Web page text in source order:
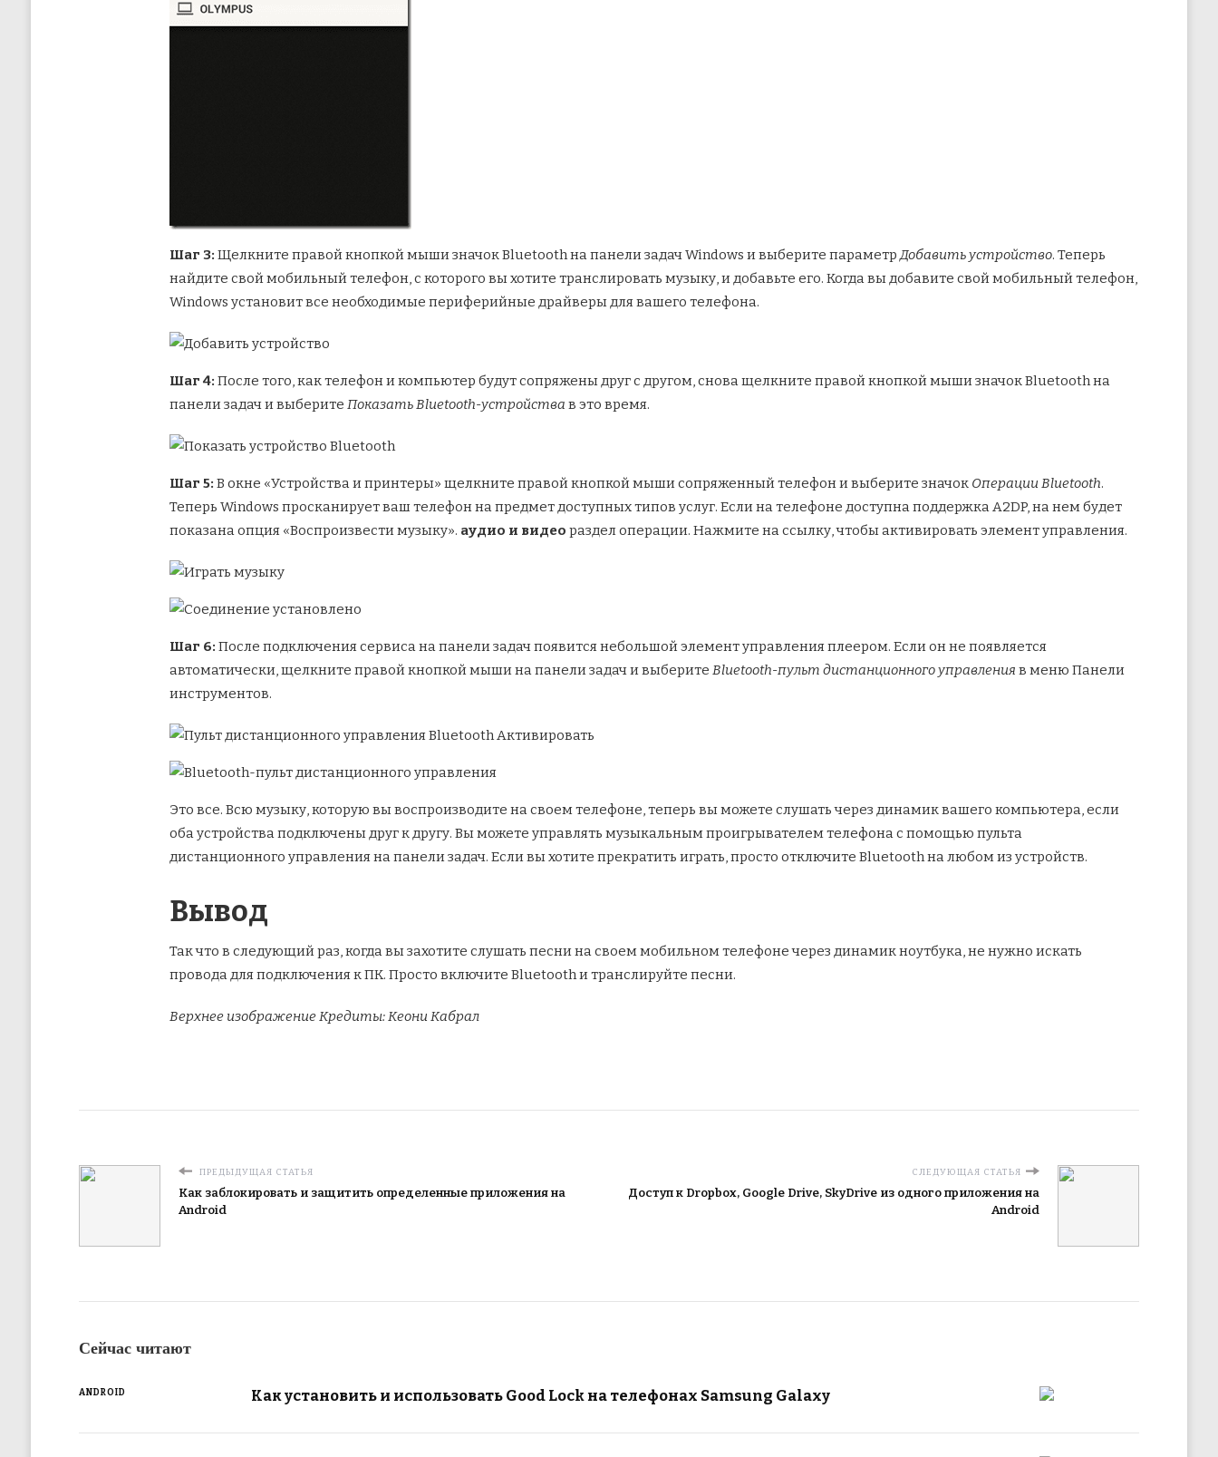
Шаг 3: Щелкните правой кнопкой мыши значок Bluetooth на панели задач Windows и выберите параметрДобавить устройство. Теперь
найдите свой мобильный телефон, с которого вы хотите транслировать музыку, и добавьте его. Когда вы добавите свой мобильный телефон,
Windows установит все необходимые периферийные драйверы для вашего телефона.
Шаг 4: После того, как телефон и компьютер будут сопряжены друг с другом, снова щелкните правой кнопкой мыши значок Bluetooth на
панели задач и выберите Показать Bluetooth-устройства в это время.
Шаг 5: В окне «Устройства и принтеры» щелкните правой кнопкой мыши сопряженный телефон и выберите значок Операции Bluetooth.
Теперь Windows просканирует ваш телефон на предмет доступных типов услуг. Если на телефоне доступна поддержка A2DP, на нем будет
показана опция «Воспроизвести музыку». аудио и видео раздел операции. Нажмите на ссылку, чтобы активировать элемент управления.
Шаг 6: После подключения сервиса на панели задач появится небольшой элемент управления плеером. Если он не появляется
автоматически, щелкните правой кнопкой мыши на панели задач и выберите Bluetooth-пульт дистанционного управления в меню Панели
инструментов.
Это все. Всю музыку, которую вы воспроизводите на своем телефоне, теперь вы можете слушать через динамик вашего компьютера, если
оба устройства подключены друг к другу. Вы можете управлять музыкальным проигрывателем телефона с помощью пульта
дистанционного управления на панели задач. Если вы хотите прекратить играть, просто отключите Bluetooth на любом из устройств.
Вывод
Так что в следующий раз, когда вы захотите слушать песни на своем мобильном телефоне через динамик ноутбука, не нужно искать
провода для подключения к ПК. Просто включите Bluetooth и транслируйте песни.
Верхнее изображение Кредиты: Кеони Кабрал
ПРЕДЫДУЩАЯ СТАТЬЯ
Как заблокировать и защитить определенные приложения на
Android
СЛЕДУЮЩАЯ СТАТЬЯ
Доступ к Dropbox, Google Drive, SkyDrive из одного приложения на
Android
Сейчас читают
ANDROID Как установить и использовать Good Lock на телефонах Samsung Galaxy